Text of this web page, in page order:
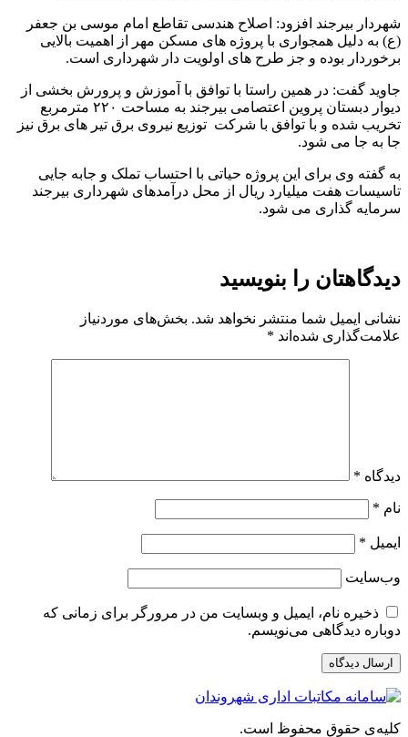
شهردار بیرجند افزود: اصلاح هندسی تقاطع امام موسی بن جعفر
(ع) به دلیل همجواری با پروژه های مسکن مهر از اهمیت بالایی
برخوردار بوده و جز طرح های اولویت دار شهرداری است.
جاوید گفت: در همین راستا با توافق با آموزش و پرورش بخشی از
دیوار دبستان پروین اعتصامی بیرجند به مساحت ۲۲۰ مترمربع
تخریب شده و با توافق با شرکت توزیع نیروی برق تیر های برق نیز
جا به جا می شود.
به گفته وی برای این پروژه حیاتی با احتساب تملک و جابه جایی
تاسیسات هفت میلیارد ریال از محل درآمدهای شهرداری بیرجند
سرمایه گذاری می شود.
دیدگاهتان را بنویسید
نشانی ایمیل شما منتشر نخواهد شد. بخش‌های موردنیاز
علامت‌گذاری شده‌اند *
دیدگاه *
نام *
ایمیل *
وب‌سایت
ذخیره نام، ایمیل و وبسایت من در مرورگر برای زمانی که
دوباره دیدگاهی می‌نویسم.
کلیه‌ی حقوق محفوظ است.